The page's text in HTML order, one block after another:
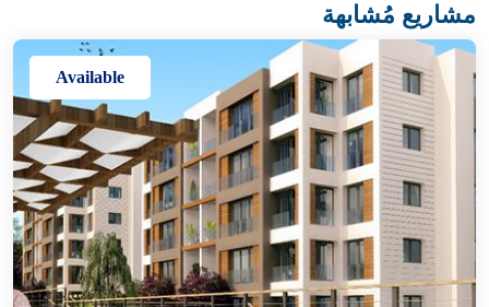
مشاريع مُشابهة
Available